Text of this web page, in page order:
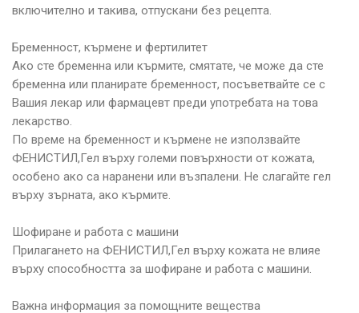
включително и такива, отпускани без рецепта.
Бременност, кърмене и фертилитет
Ако сте бременна или кърмите, смятате, че може да сте
бременна или планирате бременност, посъветвайте се с
Вашия лекар или фармацевт преди употребата на това
лекарство.
По време на бременност и кърмене не използвайте
ФЕНИСТИЛ,Гел върху големи повърхности от кожата,
особено ако са наранени или възпалени. Не слагайте гел
върху зърната, ако кърмите.
Шофиране и работа с машини
Прилагането на ФЕНИСТИЛ,Гел върху кожата не влияе
върху способността за шофиране и работа с машини.
Важна информация за помощните вещества